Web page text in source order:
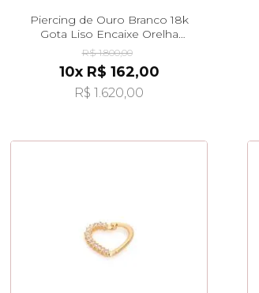
Piercing de Ouro Branco 18k
Gota Liso Encaixe Orelha
ac07908
R$ 1.800,00
10x R$ 162,00
R$ 1.620,00